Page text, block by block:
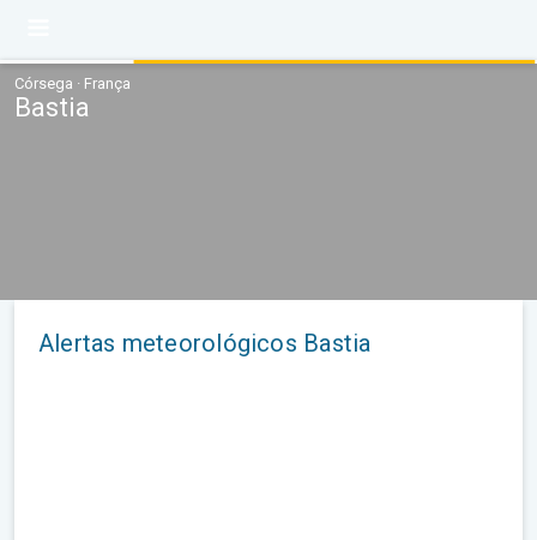
Córsega · França
Bastia
Alertas meteorológicos Bastia